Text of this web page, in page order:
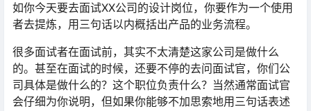
如你今天要去面试XX公司的设计岗位，你要作为一个使用
者去提炼，用三句话以内概括出产品的业务流程。
很多面试者在面试前，其实不太清楚这家公司是做什么
的。甚至在面试的时候，还要不停的去问面试官，你们公
司具体是做什么的？这个职位负责什么？当然通常面试官
会仔细为你说明，但如果你能够不加思索地用三句话表述